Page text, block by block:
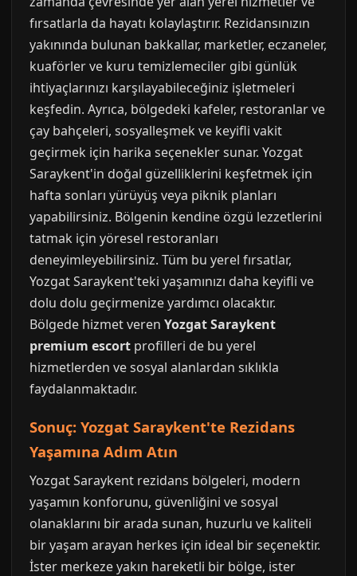
fırsatlarla da hayatı kolaylaştırır. Rezidansınızın
yakınında bulunan bakkallar, marketler, eczaneler,
kuaförler ve kuru temizlemeciler gibi günlük
ihtiyaçlarınızı karşılayabileceğiniz işletmeleri
keşfedin. Ayrıca, bölgedeki kafeler, restoranlar ve
çay bahçeleri, sosyalleşmek ve keyifli vakit
geçirmek için harika seçenekler sunar. Yozgat
Saraykent'in doğal güzelliklerini keşfetmek için
hafta sonları yürüyüş veya piknik planları
yapabilirsiniz. Bölgenin kendine özgü lezzetlerini
tatmak için yöresel restoranları
deneyimleyebilirsiniz. Tüm bu yerel fırsatlar,
Yozgat Saraykent'teki yaşamınızı daha keyifli ve
dolu dolu geçirmenize yardımcı olacaktır.
Bölgede hizmet veren Yozgat Saraykent
premium escort profilleri de bu yerel
hizmetlerden ve sosyal alanlardan sıklıkla
faydalanmaktadır.
Sonuç: Yozgat Saraykent'te Rezidans
Yaşamına Adım Atın
Yozgat Saraykent rezidans bölgeleri, modern
yaşamın konforunu, güvenliğini ve sosyal
olanaklarını bir arada sunan, huzurlu ve kaliteli
bir yaşam arayan herkes için ideal bir seçenektir.
İster merkeze yakın hareketli bir bölge, ister